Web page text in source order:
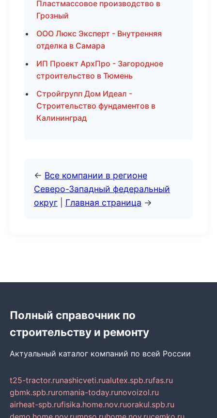
Пластмассовое производство в
Грозный
ООО Люкс Эксперт - Внутренняя
отделка в Самара
ИП Проект АрхПро - Загородное
строительство в Тюмень
Стройгрупп Дом Идеал -
Строительство фундаментов в
Калининград
← Все компании в регионе
Северо-Западный федеральный
округ
Главная страница →
Полный справочник по
строительству и ремонту
Актуальный каталог компаний по всей России
t25-tractor.runashicveti.rualutex.spb.rufas.ru
gbmk.spb.ruromania-today.runovoizol.ru
airheat-spb.rufisika.home.nov.ruorakul.spb.ru